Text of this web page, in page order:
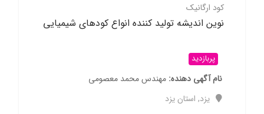
کود ارگانیک
نوین اندیشه تولید کننده انواع کودهای شیمیایی
پربازدید
نام آگهی دهنده مهندس محمد معصومی
یزد, استان یزد